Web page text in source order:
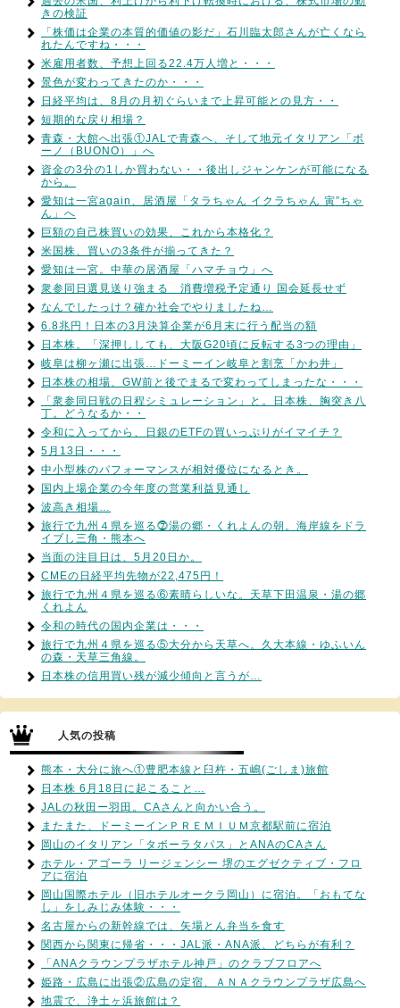
きの検証
「株価は企業の本質的価値の影だ」石川臨太郎さんが亡くなら
れたんですね・・・
米雇用者数、予想上回る22.4万人増と・・・
景色が変わってきたのか・・・
日経平均は、8月の月初ぐらいまで上昇可能との見方・・
短期的な戻り相場？
青森・大館へ出張①JALで青森へ、そして地元イタリアン「ボ
ーノ（BUONO）」へ
資金の3分の1しか買わない・・後出しジャンケンが可能になる
から。
愛知は一宮again、居酒屋「タラちゃん イクラちゃん 寅”ちゃ
ん」へ
巨額の自己株買いの効果、これから本格化？
米国株、買いの3条件が揃ってきた？
愛知は一宮。中華の居酒屋「ハマチョウ」へ
衆参同日選見送り強まる 消費増税予定通り 国会延長せず
なんでしたっけ？確か社会でやりましたね…
6.8兆円！日本の3月決算企業が6月末に行う配当の額
日本株。「深押ししても、大阪G20頃に反転する3つの理由」
岐阜は柳ヶ瀬に出張…ドーミーイン岐阜と割烹「かわ井」
日本株の相場、GW前と後でまるで変わってしまったな・・・
「衆参同日戦の日程シミュレーション」と。日本株、胸突き八
丁。どうなるか・・
令和に入ってから、日銀のETFの買いっぷりがイマイチ？
5月13日・・・
中小型株のパフォーマンスが相対優位になるとき。
国内上場企業の今年度の営業利益見通し
波高き相場…
旅行で九州４県を巡る⓻湯の郷・くれよんの朝。海岸線をドラ
イブし三角・熊本へ
当面の注目日は、5月20日か。
CMEの日経平均先物が22,475円！
旅行で九州４県を巡る⑥素晴らしいな。天草下田温泉・湯の郷
くれよん
令和の時代の国内企業は・・・
旅行で九州４県を巡る⑤大分から天草へ。久大本線・ゆふいん
の森・天草三角線。
日本株の信用買い残が減少傾向と言うが…
人気の投稿
熊本・大分に旅へ①豊肥本線と臼杵・五嶋(ごしま)旅館
日本株 6月18日に起こること…
JALの秋田ー羽田。CAさんと向かい合う。
またまた、ドーミーインＰＲＥＭＩＵＭ京都駅前に宿泊
岡山のイタリアン「タボーラタパス」とANAのCAさん
ホテル・アゴーラ リージェンシー 堺のエグゼクティブ・フロ
アに宿泊
岡山国際ホテル（旧ホテルオークラ岡山）に宿泊。「おもてな
し」をしみじみ体験・・・
名古屋からの新幹線では、矢場とん弁当を食す
関西から関東に帰省・・・JAL派・ANA派、どちらが有利？
「ANAクラウンプラザホテル神戸」のクラブフロアへ
姫路・広島に出張②広島の定宿、ＡＮＡクラウンプラザ広島へ
地震で、浄土ヶ浜旅館は？